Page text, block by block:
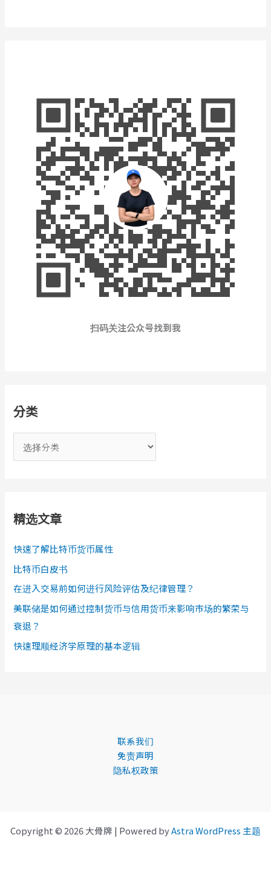
扫码关注公众号找到我
分类
类
精选文章
快速了解比特币货币属性
比特币白皮书
在进入交易前如何进行风险评估及纪律管理？
美联储是如何通过控制货币与信用货币来影响市场的繁荣与
衰退？
快速理顺经济学原理的基本逻辑
联系我们
免责声明
隐私权政策
Copyright © 2026 大骨牌 | Powered byAstra WordPress 主题